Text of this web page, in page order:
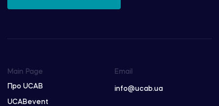
Main Page
Про UCAB
UCABevent
Email
info@ucab.ua